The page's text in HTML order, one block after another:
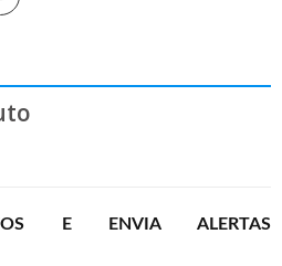
E ENVIA ALERTAS